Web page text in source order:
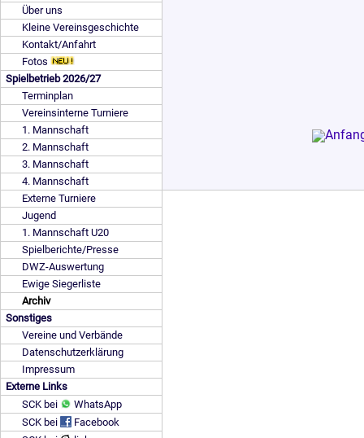
Über uns
Kleine Vereinsgeschichte
Kontakt/Anfahrt
Fotos
Spielbetrieb 2026/27
Terminplan
Vereinsinterne Turniere
1. Mannschaft
2. Mannschaft
3. Mannschaft
4. Mannschaft
Externe Turniere
Jugend
1. Mannschaft U20
Spielberichte/Presse
DWZ-Auswertung
Ewige Siegerliste
Archiv
Sonstiges
Vereine und Verbände
Datenschutzerklärung
Impressum
Externe Links
SCK bei
WhatsApp
SCK bei
Facebook